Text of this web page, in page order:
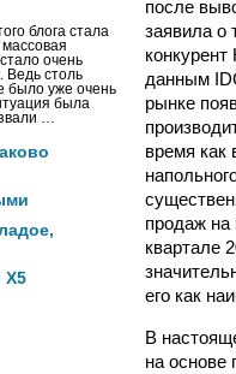
блога стала
очень
Ведь столь
было уже очень
была
…
X5
после
заявила о
данным
рынке
время как
продаж на
квартале
его как
В
на основе